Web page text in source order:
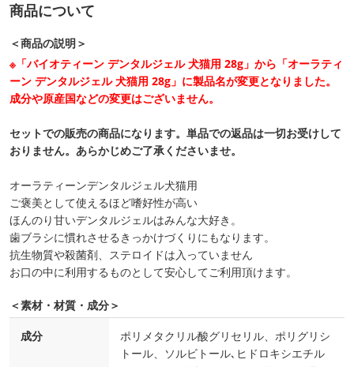
商品について
＜商品の説明＞
※「バイオティーン デンタルジェル 犬猫用 28g」から「オーラティ
ーン デンタルジェル 犬猫用 28g」に製品名が変更となりました。
成分や原産国などの変更はございません。
セットでの販売の商品になります。単品での返品は一切お受けして
おりません。あらかじめご了承くださいませ。
オーラティーンデンタルジェル犬猫用
ご褒美として使えるほど嗜好性が高い
ほんのり甘いデンタルジェルはみんな大好き。
歯ブラシに慣れさせるきっかけづくりにもなります。
抗生物質や殺菌剤、ステロイドは入っていません
お口の中に利用するものとして安心してご利用頂けます。
＜素材・材質・成分＞
成分
ポリメタクリル酸グリセリル、ポリグリシ
トール、ソルビトール､ヒドロキシエチル